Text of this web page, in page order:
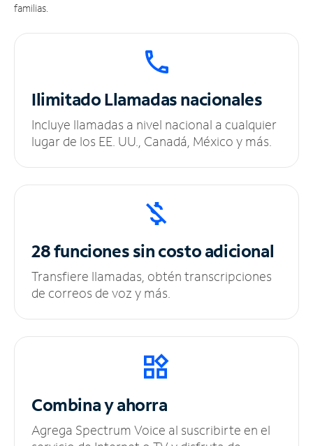
familias.
IlimitadoLlamadas nacionales
Incluye llamadas a nivel nacional a cualquier
lugar de los EE. UU., Canadá, México y más.
28 funciones sincosto adicional
Transfiere llamadas, obtén transcripciones
de correos de voz y más.
Combina y ahorra
Agrega Spectrum Voice al suscribirte en el